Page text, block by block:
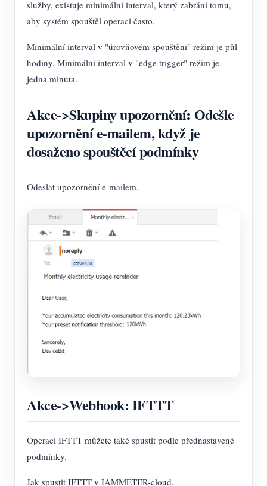
služby, existuje minimální interval, který zabrání tomu,
aby systém spouštěl operaci často.
Minimální interval v "úrovňovém spouštění" režim je půl
hodiny. Minimální interval v "edge trigger" režim je
jedna minuta.
Akce->Skupiny upozornění: Odešle
upozornění e-mailem, když je
dosaženo spouštěcí podmínky
Odeslat upozornění e-mailem.
Akce->Webhook: IFTTT
Operaci IFTTT můžete také spustit podle přednastavené
podmínky.
Jak spustit IFTTT v IAMMETER-cloud,